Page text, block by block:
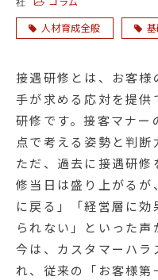
人材育成全般
接遇研修とは、お客様
手が求める応対を提供
研修です。接客マナー
点で考える姿勢と判断
ただ、過去に接遇研
修当日は盛り上がる
に戻る」「経営層に
られない」といった
今は、カスタマーハラ
れ、従来の「お客様